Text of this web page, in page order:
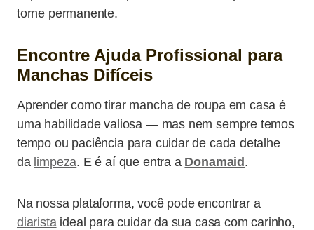
torne permanente.
Encontre Ajuda Profissional para
Manchas Difíceis
Aprender como tirar mancha de roupa em casa é
uma habilidade valiosa — mas nem sempre temos
tempo ou paciência para cuidar de cada detalhe
da limpeza. E é aí que entra a Donamaid.
Na nossa plataforma, você pode encontrar a
diarista ideal para cuidar da sua casa com carinho,